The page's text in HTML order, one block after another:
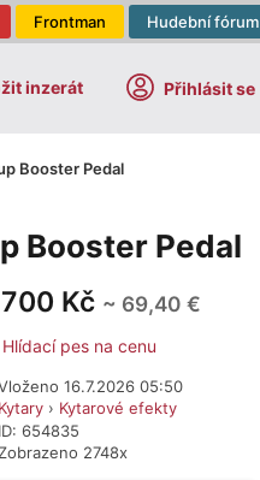
Hudební fórum
Frontman
inzerát Přihlásit se
Booster Pedal
Booster Pedal
Kč ~ 69,40 €
pes na cenu
16.7.2026 05:50
Kytary › Kytarové efekty
ID: 654835
2748x